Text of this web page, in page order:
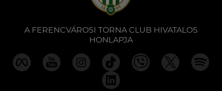
A FERENCVÁROSI TORNA CLUB HIVATALOS
HONLAPJA